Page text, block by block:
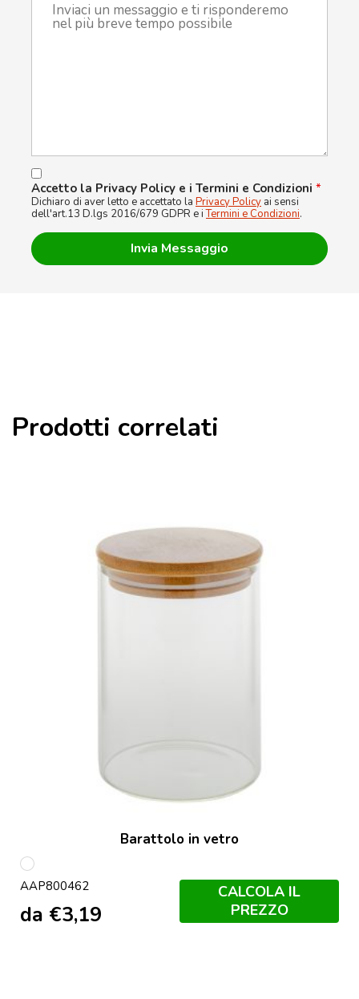
Accetto la Privacy Policy e i Termini e Condizioni *
Dichiaro di aver letto e accettato la Privacy Policy ai sensi
dell'art.13 D.lgs 2016/679 GDPR e iTermini e Condizioni.
Prodotti correlati
Barattolo in vetro
multicolore
AAP800462
da €3,19
CALCOLA IL
PREZZO